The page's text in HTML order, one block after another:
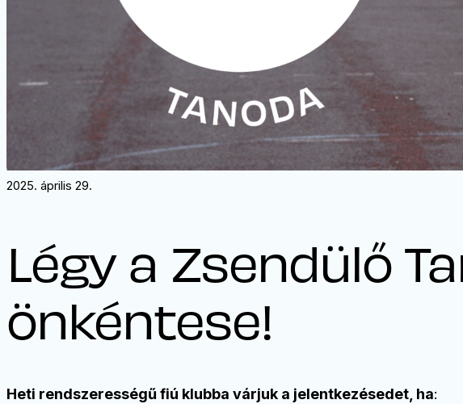
2025. április 29.
Légy a Zsendülő
önkéntese!
Heti rendszerességű fiú klubba várjuk a jelentkezésedet, ha: